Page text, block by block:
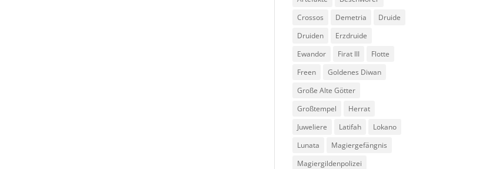
Crossos
Demetria
Druide
Druiden
Erzdruide
Ewandor
Firat III
Flotte
Freen
Goldenes Diwan
Große Alte Götter
Großtempel
Herrat
Juweliere
Latifah
Lokano
Lunata
Magiergefängnis
Magiergildenpolizei